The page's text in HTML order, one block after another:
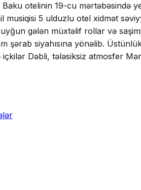
otelinin 19-cu
5 ulduzlu otel xidmət
gələn müxtəlif rollar və
şərab siyahısına yönəlib.
Dəbli, tələsiksiz atmosfer